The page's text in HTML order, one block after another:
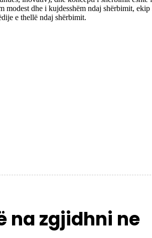
modest dhe i kujdesshëm ndaj shërbimit,
e thellë ndaj shërbimit.
na zgjidhni ne